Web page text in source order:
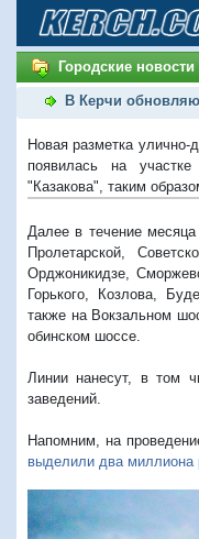
Городские новости
В Керчи
Новая разметка
появилась на
"Казакова", таким
Далее в течение месяца
Пролетарской,
Орджоникидзе,
Горького, Козлова,
также на Вокзальном
обинском шоссе.
Линии нанесут, в том
заведений.
Напомним, на
выделили два миллиона